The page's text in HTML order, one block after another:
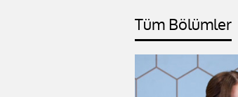
Tüm Bölümler